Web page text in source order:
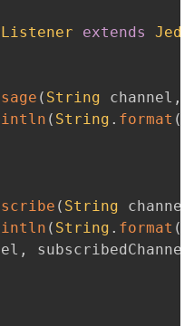
extends
( String channel ,
( String . format (
( String channel
( String . format (
,